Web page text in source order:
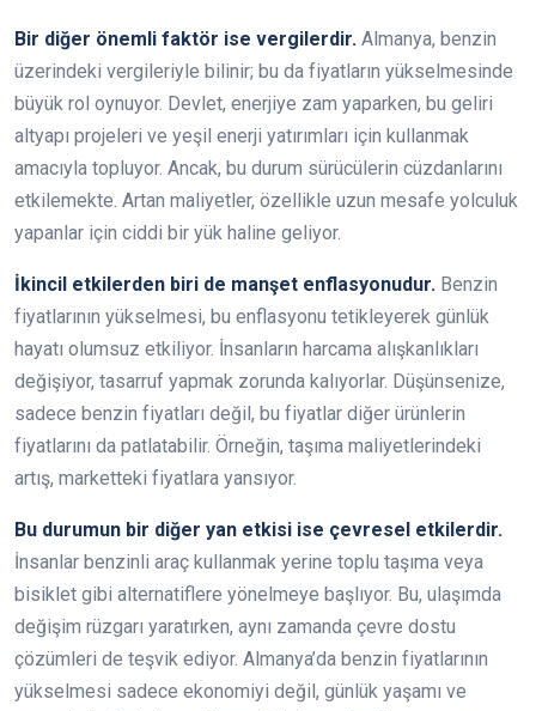
Bir diğer önemli faktör ise vergilerdir. Almanya, benzin
üzerindeki vergileriyle bilinir; bu da fiyatların yükselmesinde
büyük rol oynuyor. Devlet, enerjiye zam yaparken, bu geliri
altyapı projeleri ve yeşil enerji yatırımları için kullanmak
amacıyla topluyor. Ancak, bu durum sürücülerin cüzdanlarını
etkilemekte. Artan maliyetler, özellikle uzun mesafe yolculuk
yapanlar için ciddi bir yük haline geliyor.
İkincil etkilerden biri de manşet enflasyonudur. Benzin
fiyatlarının yükselmesi, bu enflasyonu tetikleyerek günlük
hayatı olumsuz etkiliyor. İnsanların harcama alışkanlıkları
değişiyor, tasarruf yapmak zorunda kalıyorlar. Düşünsenize,
sadece benzin fiyatları değil, bu fiyatlar diğer ürünlerin
fiyatlarını da patlatabilir. Örneğin, taşıma maliyetlerindeki
artış, marketteki fiyatlara yansıyor.
Bu durumun bir diğer yan etkisi ise çevresel etkilerdir.
İnsanlar benzinli araç kullanmak yerine toplu taşıma veya
bisiklet gibi alternatiflere yönelmeye başlıyor. Bu, ulaşımda
değişim rüzgarı yaratırken, aynı zamanda çevre dostu
çözümleri de teşvik ediyor. Almanya’da benzin fiyatlarının
yükselmesi sadece ekonomiyi değil, günlük yaşamı ve